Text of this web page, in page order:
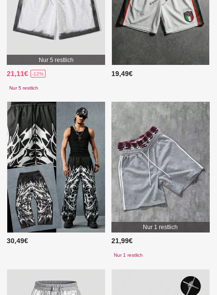
Nur 5 restlich
21,11€ -12%
Nur 5 restlich
19,49€
30,49€
Nur 1 restlich
21,99€
Nur 1 restlich